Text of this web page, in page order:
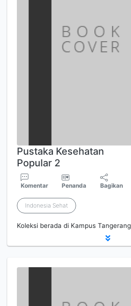
Pustaka Kesehatan
Popular 2
Komentar Penanda Bagikan
Indonesia Sehat
Koleksi berada di Kampus Tangerang